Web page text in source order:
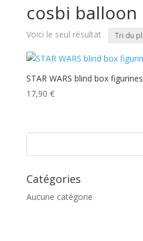
cosbi balloon
Voici le seul résultat
STAR WARS blind box
17,90 €
Catégories
Aucune catégorie